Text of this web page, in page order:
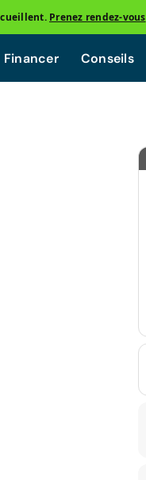
Prenez rendez-vous
Financer Conseils